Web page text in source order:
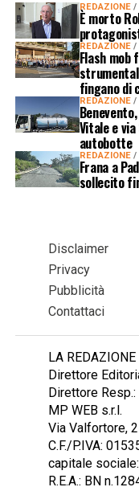
REDAZIONE
È morto
REDAZIONE
Flash mob
fingano di
REDAZIONE
Vitale e via
autobotte
REDAZIONE
Frana a
sollecito
Disclaimer
Privacy
Pubblicità
Contattaci
LA REDAZIONE
Direttore
Direttore
MP WEB s.r.l.
Via Valfortore,
C.F./P.IVA:
capitale
R.E.A.: BN